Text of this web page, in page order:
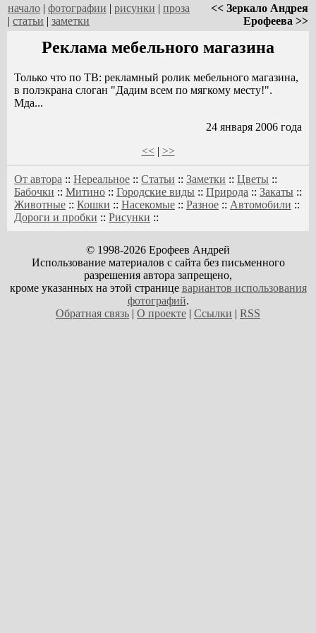
начало | фотографии | рисунки | проза
| статьи | заметки
<< Зеркало Андрея
Ерофеева >>
Реклама мебельного магазина
Только что по ТВ: рекламный ролик мебельного магазина,
в полэкрана слоган "Дадим всем по мягкому месту!".
Мда...
24 января 2006 года
<<| >>
От автора :: Нереальное :: Статьи :: Заметки :: Цветы ::
Бабочки :: Митино :: Городские виды :: Природа :: Закаты ::
Животные :: Кошки :: Насекомые :: Разное :: Автомобили ::
Дороги и пробки :: Рисунки ::
© 1998-2026 Ерофеев Андрей
Использование материалов с сайта без письменного
разрешения автора запрещено,
кроме указанных на этой странице вариантов использования
фотографий.
Обратная связь | О проекте | Ссылки | RSS